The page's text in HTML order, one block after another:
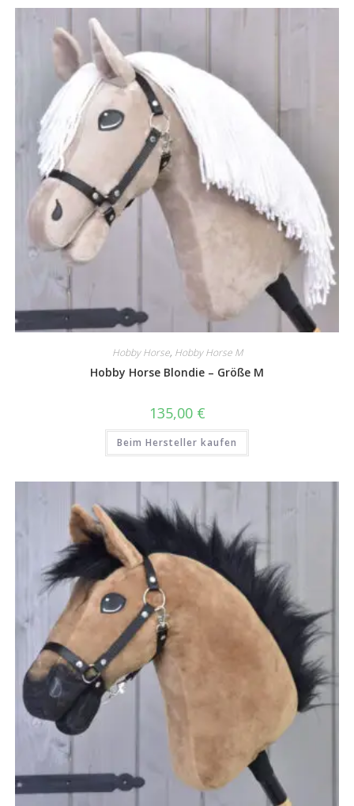
Hobby Horse, Hobby Horse M
Hobby Horse Blondie – Größe M
135,00 €
Beim Hersteller kaufen